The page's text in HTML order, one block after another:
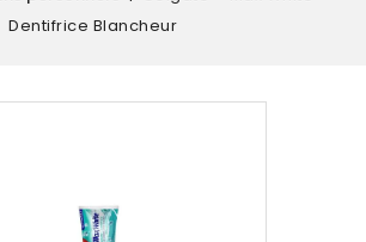
Dentifrice Blancheur